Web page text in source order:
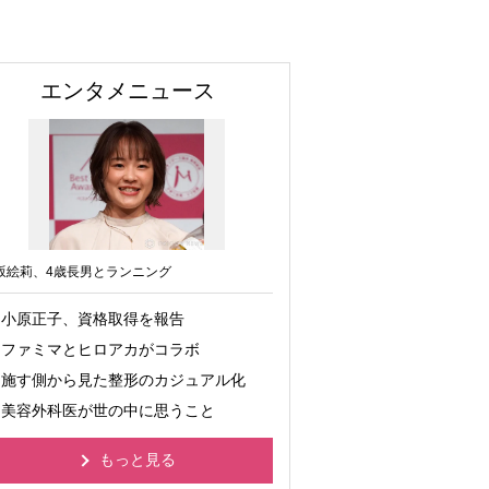
エンタメニュース
絵莉、4歳長男とランニング
小原正子、資格取得を報告
ファミマとヒロアカがコラボ
施す側から見た整形のカジュアル化
美容外科医が世の中に思うこと
もっと見る